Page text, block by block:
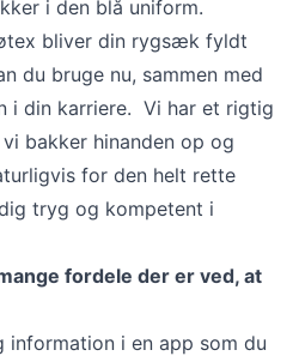
i den blå uniform.
bliver din rygsæk fyldt
du bruge nu, sammen med
i din karriere. Vi har et rigtig
bakker hinanden op og
for den helt rette
tryg og kompetent i
fordele der er ved, at
information i en app som du